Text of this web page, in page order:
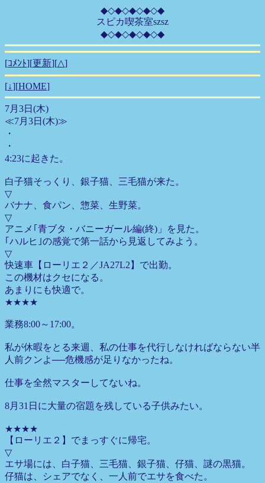
◆◇◆◇◆◇◆◇◆
スピカ喫茶室szsz
◆◇◆◇◆◇◆◇◆
[ｺﾒﾝﾄ][更新][△]
[↓][HOME]
7月3日(木)
≪7月3日(木)≫
・
・
4:23に起きた。
白子猫そっくり、銀子猫、三毛猫が来た。
▽
バナナ、食パン、惣菜、生野菜。
▽
アニメ｢青ブタ・バニーガール編(終)」を見た。
｢ハルヒ｣の感覚で第一話から見返してみよう。
▽
快速車【ローリエ２／JA27L2】で出勤。
この機材はクセになる。
あまりにも快適で。
★★★★
業務8:00～17:00。
私が休暇をとる来週、私の仕事を代行しなければならない半
人前クンよ──危機感が足りなかったね。
仕事を全然マスターしてないね。
8月31日に大量の宿題を残している子供みたい。
★★★★
【ローリエ２】でまっすぐに帰宅。
▽
エサ場には、白子猫、三毛猫、銀子猫、仔猫、謎の黒猫。
仔猫は、シェアでなく、一人前でエサを食べた。